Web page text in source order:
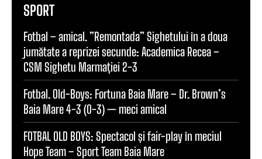
SPORT
Fotbal – amical. ”Remontada” Sighetului în a doua
jumătate a reprizei secunde: Academica Recea –
CSM Sighetu Marmației 2-3
Fotbal. Old-Boys: Fortuna Baia Mare – Dr. Brown’s
Baia Mare 4-3 (0-3) — meci amical
FOTBAL OLD BOYS: Spectacol și fair-play în meciul
Hope Team – Sport Team Baia Mare